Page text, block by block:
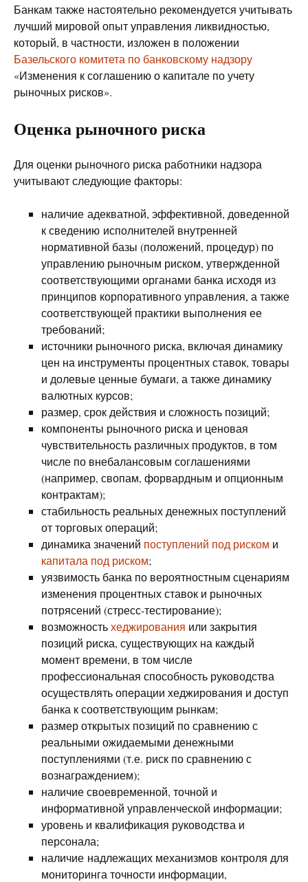
Банкам также настоятельно рекомендуется учитывать
лучший мировой опыт управления ликвидностью,
который, в частности, изложен в положении
Базельского комитета по банковскому надзору
«Изменения к соглашению о капитале по учету
рыночных рисков».
Оценка рыночного риска
Для оценки рыночного риска работники надзора
учитывают следующие факторы:
наличие адекватной, эффективной, доведенной
к сведению исполнителей внутренней
нормативной базы (положений, процедур) по
управлению рыночным риском, утвержденной
соответствующими органами банка исходя из
принципов корпоративного управления, а также
соответствующей практики выполнения ее
требований;
источники рыночного риска, включая динамику
цен на инструменты процентных ставок, товары
и долевые ценные бумаги, а также динамику
валютных курсов;
размер, срок действия и сложность позиций;
компоненты рыночного риска и ценовая
чувствительность различных продуктов, в том
числе по внебалансовым соглашениями
(например, свопам, форвардным и опционным
контрактам);
стабильность реальных денежных поступлений
от торговых операций;
динамика значений поступлений под риском и
капитала под риском;
уязвимость банка по вероятностным сценариям
изменения процентных ставок и рыночных
потрясений (стресс-тестирование);
возможностьхеджирования или закрытия
позиций риска, существующих на каждый
момент времени, в том числе
профессиональная способность руководства
осуществлять операции хеджирования и доступ
банка к соответствующим рынкам;
размер открытых позиций по сравнению с
реальными ожидаемыми денежными
поступлениями (т.е. риск по сравнению с
вознаграждением);
наличие своевременной, точной и
информативной управленческой информации;
уровень и квалификация руководства и
персонала;
наличие надлежащих механизмов контроля для
мониторинга точности информации,